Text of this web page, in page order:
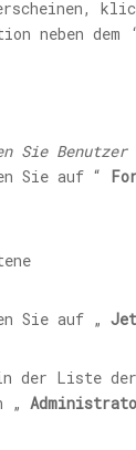
neben dem
Sie Benutzer
Sie auf “
Sie auf „
der Liste der
„